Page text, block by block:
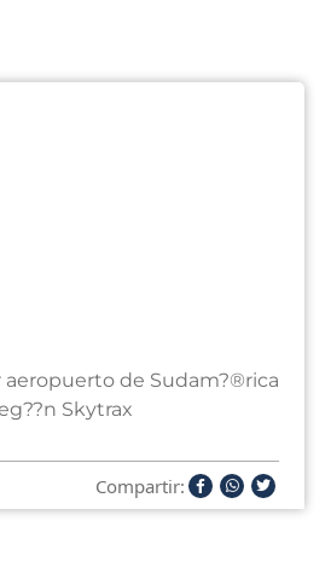
aeropuerto de Sudam?®rica
Skytrax
Compartir: